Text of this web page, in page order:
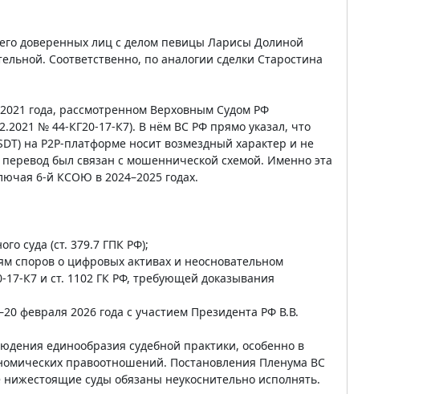
доверенных лиц с делом певицы Ларисы Долиной
Соответственно, по аналогии сделки Старостина
года, рассмотренном Верховным Судом РФ
№ 44-КГ20-17-К7). В нём ВС РФ прямо указал, что
на P2P-платформе носит возмездный характер и не
был связан с мошеннической схемой. Именно эта
6-й КСОЮ в 2024–2025 годах.
суда (ст. 379.7 ГПК РФ);
споров о цифровых активах и неосновательном
К7 и ст. 1102 ГК РФ, требующей доказывания
февраля 2026 года с участием Президента РФ В.В.
единообразия судебной практики, особенно в
правоотношений. Постановления Пленума ВС
суды обязаны неукоснительно исполнять.